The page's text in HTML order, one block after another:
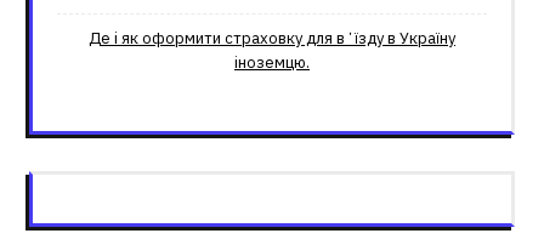
Де і як оформити страховку для вʼїзду в Україну
іноземцю.